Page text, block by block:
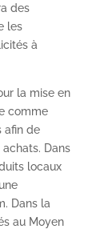
des
les
à
la mise en
comme
afin de
Dans
locaux
Dans la
au Moyen